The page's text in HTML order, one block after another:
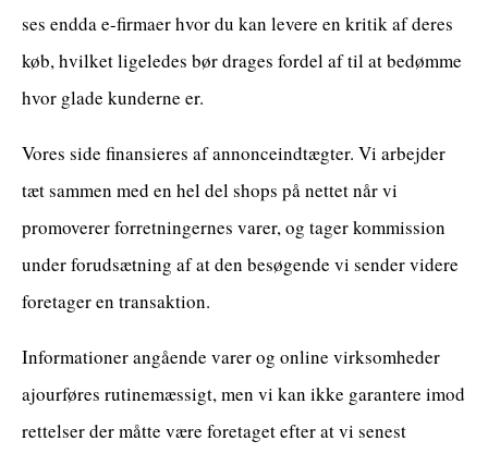
ses endda e-firmaer hvor du kan levere en kritik af deres
køb, hvilket ligeledes bør drages fordel af til at bedømme
hvor glade kunderne er.
Vores side finansieres af annonceindtægter. Vi arbejder
tæt sammen med en hel del shops på nettet når vi
promoverer forretningernes varer, og tager kommission
under forudsætning af at den besøgende vi sender videre
foretager en transaktion.
Informationer angående varer og online virksomheder
ajourføres rutinemæssigt, men vi kan ikke garantere imod
rettelser der måtte være foretaget efter at vi senest